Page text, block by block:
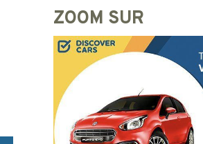
ZOOM SUR